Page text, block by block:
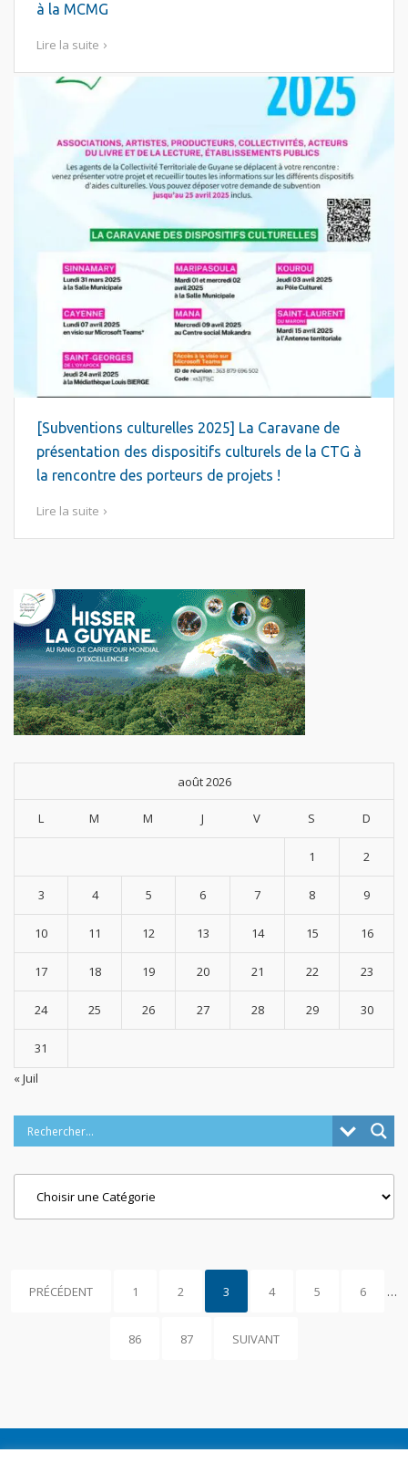
à la MCMG
Lire la suite
[Subventions culturelles 2025] La Caravane de
présentation des dispositifs culturels de la CTG à
la rencontre des porteurs de projets !
Lire la suite
août 2026
L M M J V S D
1 2
3 4 5 6 7 8 9
10 11 12 13 14 15 16
17 18 19 20 21 22 23
24 25 26 27 28 29 30
31
« Juil
PRÉCÉDENT 1 2 3 4 5 6 …
86 87 SUIVANT